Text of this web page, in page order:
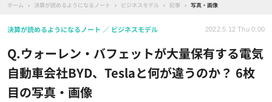
ホーム › 決算が読めるようになるノート › ビジネスモデル › 記事 › 写真・画像
Q.ウォーレン・バフェットが大量保有する電気
自動車会社BYD、Teslaと何が違うのか？ 6枚
目の写真・画像
決算が読めるようになるノート ビジネスモデル 2022.5.12 Thu 0:00